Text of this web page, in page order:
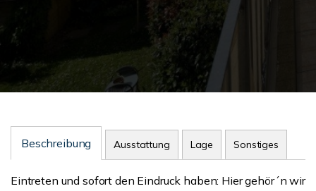
Beschreibung Ausstattung Lage Sonstiges
Eintreten und sofort den Eindruck haben: Hier gehör´n wir